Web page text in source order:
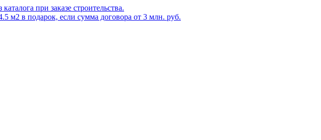
при заказе строительства.
м2 в подарок, если сумма договора от 3 млн. руб.